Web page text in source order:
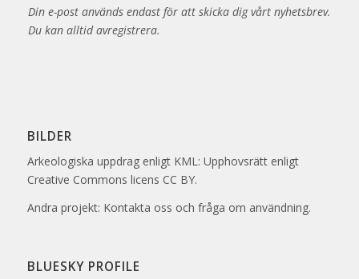
Din e-post används endast för att skicka dig vårt nyhetsbrev.
Du kan alltid avregistrera.
BILDER
Arkeologiska uppdrag enligt KML: Upphovsrätt enligt
Creative Commons licens CC BY.
Andra projekt: Kontakta oss och fråga om användning.
BLUESKY PROFILE